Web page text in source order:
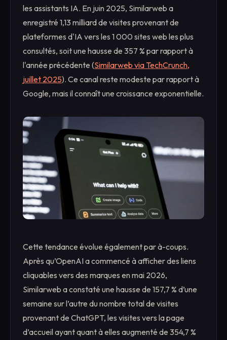
les assistants IA. En juin 2025, Similarweb a
enregistré 1,13 milliard de visites provenant de
plateformes d'IA vers les 1 000 sites web les plus
consultés, soit une hausse de 357 % par rapport à
l'année précédente (Similarweb via TechCrunch,
juillet 2025). Ce canal reste modeste par rapport à
Google, mais il connaît une croissance exponentielle.
Cette tendance évolue également par à-coups.
Après qu’OpenAI a commencé à afficher des liens
cliquables vers des marques en mai 2026,
Similarweb a constaté une hausse de 157,7 % d’une
semaine sur l’autre du nombre total de visites
provenant de ChatGPT, les visites vers la page
d’accueil ayant quant à elles augmenté de 354,7 %